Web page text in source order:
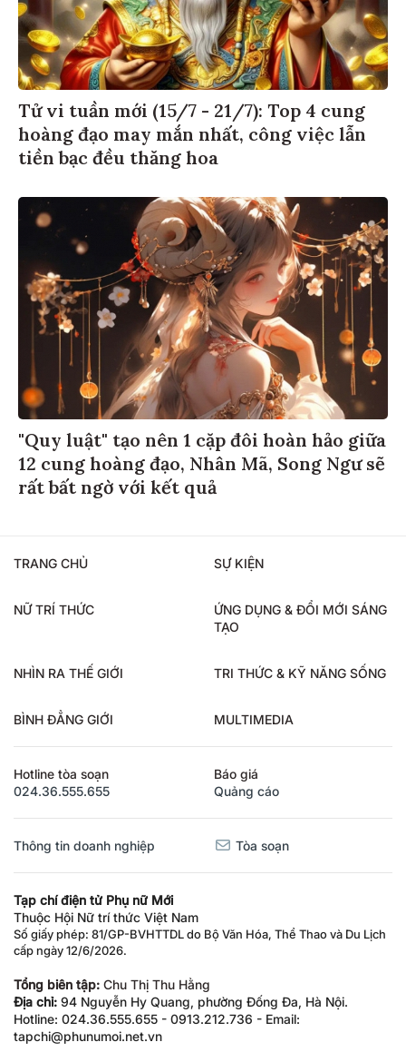
Tử vi tuần mới (15/7 - 21/7): Top 4 cung
hoàng đạo may mắn nhất, công việc lẫn
tiền bạc đều thăng hoa
"Quy luật" tạo nên 1 cặp đôi hoàn hảo giữa
12 cung hoàng đạo, Nhân Mã, Song Ngư sẽ
rất bất ngờ với kết quả
TRANG CHỦ SỰ KIỆN
NỮ TRÍ THỨC
ỨNG DỤNG & ĐỔI MỚI SÁNG
TẠO
NHÌN RA THẾ GIỚI TRI THỨC & KỸ NĂNG SỐNG
BÌNH ĐẲNG GIỚI MULTIMEDIA
Hotline tòa soạn
024.36.555.655
Báo giá
Quảng cáo
Thông tin doanh nghiệp Tòa soạn
Tạp chí điện tử Phụ nữ Mới
Thuộc Hội Nữ trí thức Việt Nam
Số giấy phép: 81/GP-BVHTTDL do Bộ Văn Hóa, Thể Thao và Du Lịch
cấp ngày 12/6/2026.
Tổng biên tập: Chu Thị Thu Hằng
Địa chỉ: 94 Nguyễn Hy Quang, phường Đống Đa, Hà Nội.
Hotline: 024.36.555.655 - 0913.212.736 - Email:
tapchi@phunumoi.net.vn